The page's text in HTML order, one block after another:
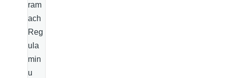
ram
ach
Reg
ula
min
u